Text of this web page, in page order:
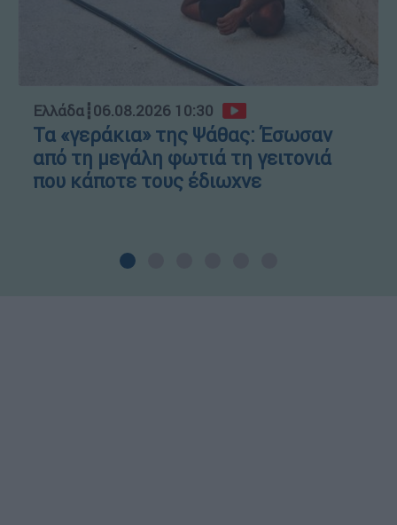
Ελλάδα┋06.08.2026 10:30
Τα «γεράκια» της Ψάθας: Έσωσαν
από τη μεγάλη φωτιά τη γειτονιά
που κάποτε τους έδιωχνε